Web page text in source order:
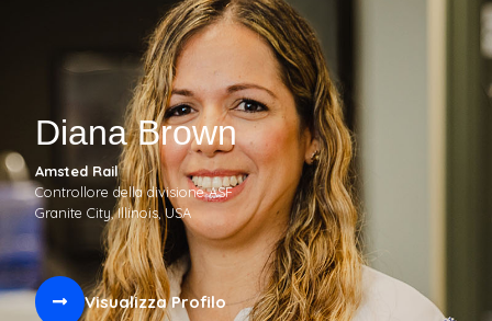
Diana Brown
Amsted Rail
Controllore della divisione ASF
Granite City, Illinois, USA
Visualizza Profilo